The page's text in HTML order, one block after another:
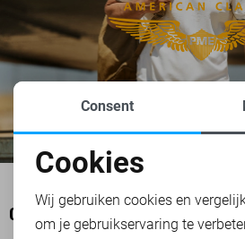
OOK HET BEKIJKEN WAARD
Noodzakelijke cookies
Personalisatie cookies
Consent
Cookies
Wij gebruiken cookies en
om je gebruikservaring te